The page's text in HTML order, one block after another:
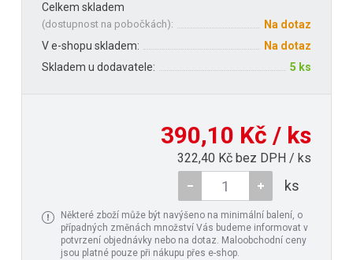
Celkem skladem
(dostupnost na pobočkách):
Na dotaz
V e-shopu skladem:
Na dotaz
Skladem u dodavatele:
5 ks
390,10 Kč / ks
322,40 Kč bez DPH / ks
ks
Některé zboží může být navýšeno na minimální balení, o
případných změnách množství Vás budeme informovat v
potvrzení objednávky nebo na dotaz. Maloobchodní ceny
jsou platné pouze při nákupu přes e-shop.